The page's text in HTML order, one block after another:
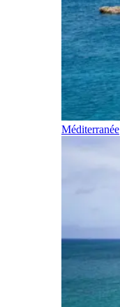
Méditerranée